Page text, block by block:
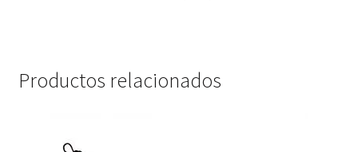
Productos relacionados